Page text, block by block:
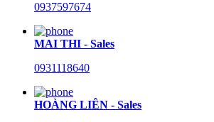
0937597674
MAI THI - Sales
0931118640
HOÀNG LIÊN - Sales